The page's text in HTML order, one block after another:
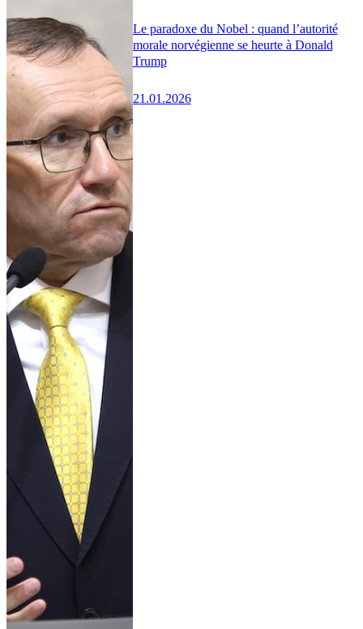
Le paradoxe du Nobel : quand l’autorité
morale norvégienne se heurte à Donald
Trump
21.01.2026